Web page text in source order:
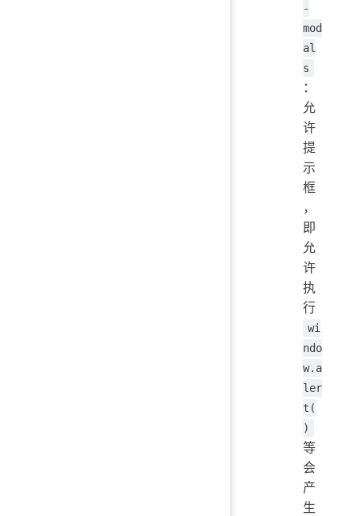
-
mod
al
s
：
允
许
提
示
框
，
即
允
许
执
行
wi
ndo
w.a
ler
t(
)
等
会
产
生